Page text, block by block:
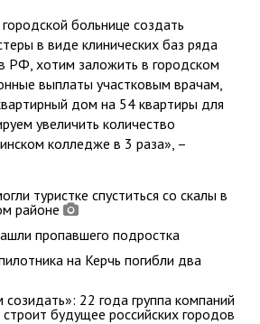
больнице создать
в виде клинических баз ряда
РФ, хотим заложить в городском
выплаты участковым врачам,
дом на 54 квартиры для
увеличить количество
колледже в 3 раза», –
туристке спуститься со скалы в
районе
пропавшего подростка
на Керчь погибли два
22 года группа компаний
будущее российских городов